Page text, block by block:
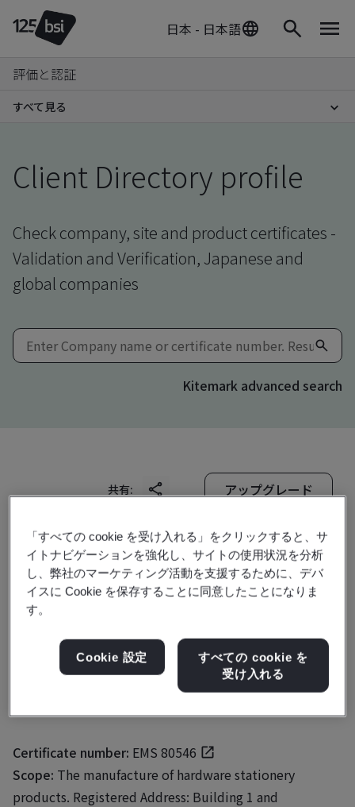
日本 - 日本語
評価と認証
すべて見る
Client Directory profile
Check company, site and product certificates -
Validation and Verification, Japanese and
global companies
Kitemark advanced search
共有: アップグレード
ShuenDer Stationery(Jiangsu) Co.,Ltd.
No.2,Shanghai Road
Free Trade Zone
Zhangjiagang
Certificate number: EMS 80546
Scope: The manufacture of hardware stationery
products. Registered Address: Building 1 and
「すべての cookie を受け入れる」をクリックすると、サ
イトナビゲーションを強化し、サイトの使用状況を分析
し、弊社のマーケティング活動を支援するために、デバ
イスに Cookie を保存することに同意したことになりま
す。
Cookie 設定
すべての cookie を
受け入れる